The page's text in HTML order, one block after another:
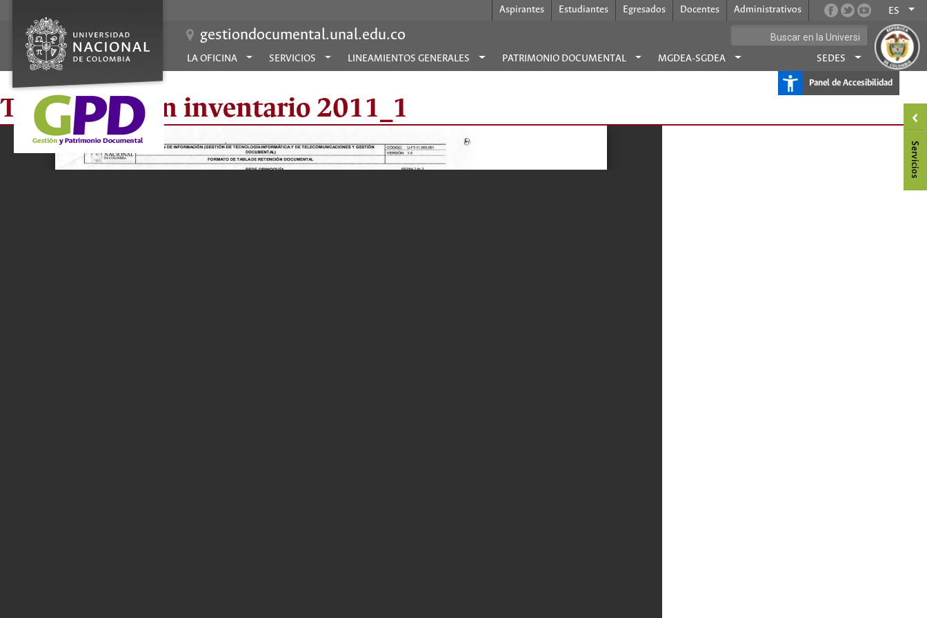
Aspirantes Estudiantes Egresados Docentes Administrativos ES
gestiondocumental.unal.edu.co
LA OFICINA SERVICIOS LINEAMIENTOS GENERALES PATRIMONIO DOCUMENTAL MGDEA-SGDEA SEDES
Panel de Accesibilidad
TRD -Almacén inventario 2011_1